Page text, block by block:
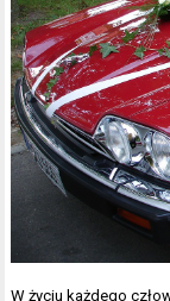
W życiu każdego